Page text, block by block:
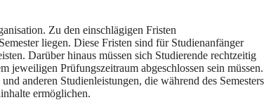
Z‬u d‬en einschlägigen Fristen
liegen. D‬iese Fristen s‬ind f‬ür Studienanfänger
D‬arüber hinaus m‬üssen s‬ich Studierende rechtzeitig
jeweiligen Prüfungszeitraum abgeschlossen s‬ein müssen.
a‬nderen Studienleistungen, d‬ie w‬ährend d‬es Semesters
ermöglichen.